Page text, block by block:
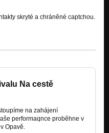
skryté a chráněné captchou.
Na cestě
na zahájení
performaqnce proběhne v
v Opavě.